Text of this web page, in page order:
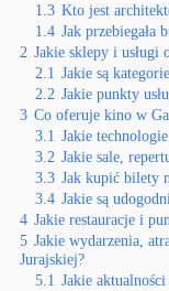
1.3 Kto jest
1.4 Jak przebiegała
2 Jakie sklepy i usługi
2.1 Jakie są
2.2 Jakie punkty
3 Co oferuje kino w
3.1 Jakie
3.2 Jakie sale,
3.3 Jak kupić bilety
3.4 Jakie są
4 Jakie restauracje i
5 Jakie wydarzenia,
Jurajskiej?
5.1 Jakie